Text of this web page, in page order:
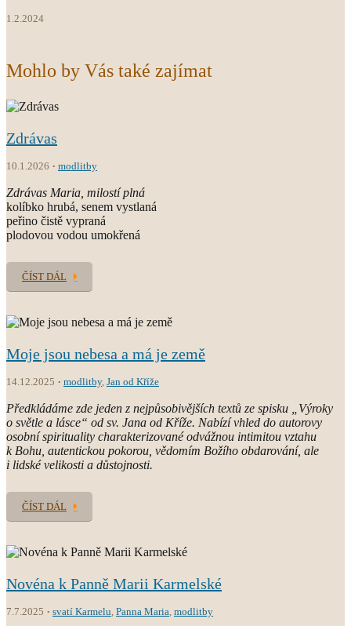
1.2.2024
Mohlo by Vás také zajímat
Zdrávas
10.1.2026 modlitby
Zdrávas Maria, milostí plná
kolíbko hrubá, senem vystlaná
peřino čistě vypraná
plodovou vodou umokřená
ČÍST DÁL
Moje jsou nebesa a má je země
14.12.2025 modlitby, Jan od Kříže
Předkládáme zde jeden z nejpůsobivějších textů ze spisku „Výroky
o světle a lásce“ od sv. Jana od Kříže. Nabízí vhled do autorovy
osobní spirituality charakterizované odvážnou intimitou vztahu
k Bohu, autentickou pokorou, vědomím Božího obdarování, ale
i lidské velikosti a důstojnosti.
ČÍST DÁL
Novéna k Panně Marii Karmelské
7.7.2025 svatí Karmelu Panna Maria modlitby